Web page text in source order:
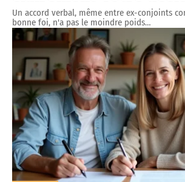
Un accord verbal, même entre ex-conjoints
bonne foi, n'a pas le moindre poids…